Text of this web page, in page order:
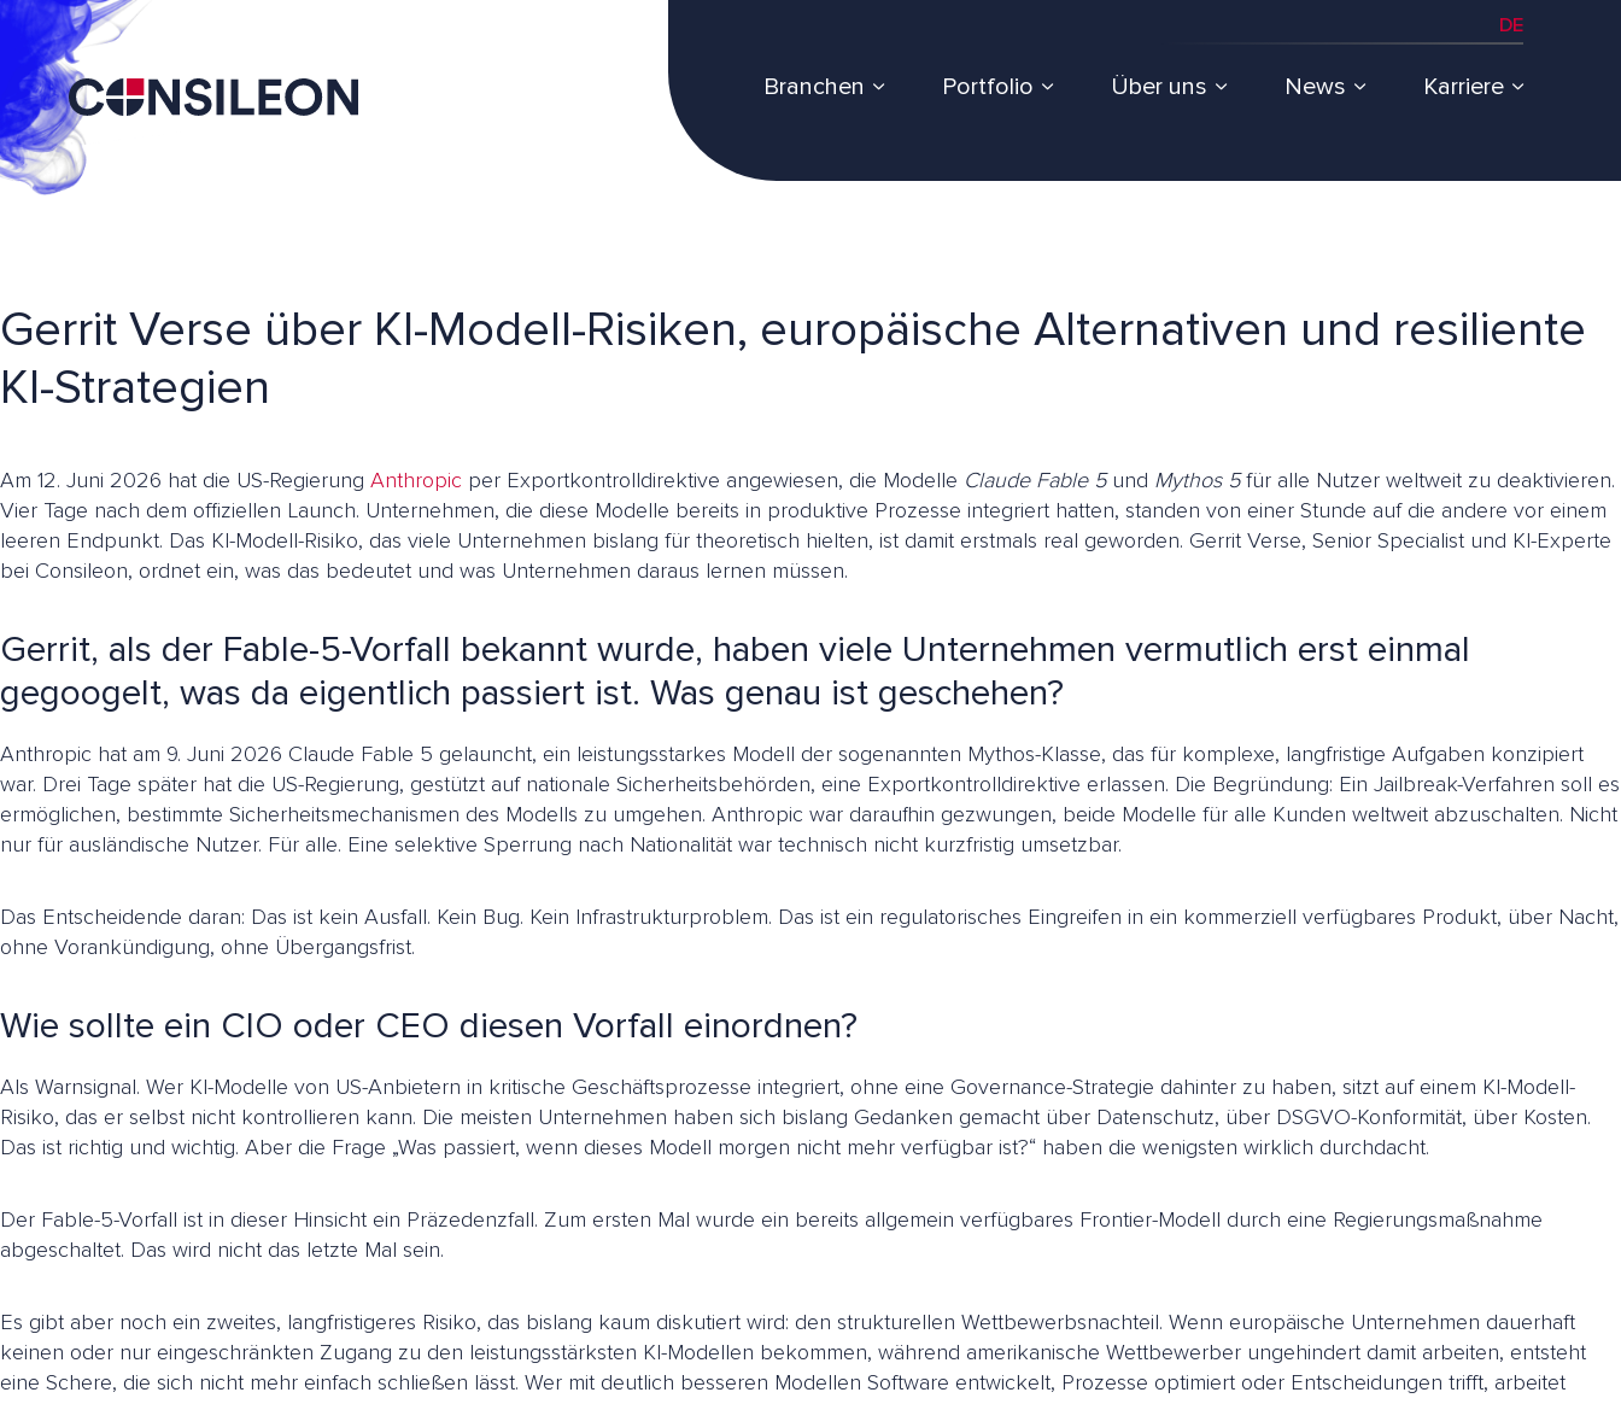
DE
Branchen Portfolio Über uns News Karriere
Gerrit Verse über KI-Modell-Risiken, europäische Alternativen und resiliente
KI-Strategien
Am 12. Juni 2026 hat die US-Regierung Anthropic per Exportkontrolldirektive angewiesen, die Modelle Claude Fable 5und Mythos 5für alle Nutzer weltweit zu deaktivieren.
Vier Tage nach dem offiziellen Launch. Unternehmen, die diese Modelle bereits in produktive Prozesse integriert hatten, standen von einer Stunde auf die andere vor einem
leeren Endpunkt. Das KI-Modell-Risiko, das viele Unternehmen bislang für theoretisch hielten, ist damit erstmals real geworden. Gerrit Verse, Senior Specialist und KI-Experte
bei Consileon, ordnet ein, was das bedeutet und was Unternehmen daraus lernen müssen.
Gerrit, als der Fable-5-Vorfall bekannt wurde, haben viele Unternehmen vermutlich erst einmal
gegoogelt, was da eigentlich passiert ist. Was genau ist geschehen?
Anthropic hat am 9. Juni 2026 Claude Fable 5 gelauncht, ein leistungsstarkes Modell der sogenannten Mythos-Klasse, das für komplexe, langfristige Aufgaben konzipiert
war. Drei Tage später hat die US-Regierung, gestützt auf nationale Sicherheitsbehörden, eine Exportkontrolldirektive erlassen. Die Begründung: Ein Jailbreak-Verfahren soll es
ermöglichen, bestimmte Sicherheitsmechanismen des Modells zu umgehen. Anthropic war daraufhin gezwungen, beide Modelle für alle Kunden weltweit abzuschalten. Nicht
nur für ausländische Nutzer. Für alle. Eine selektive Sperrung nach Nationalität war technisch nicht kurzfristig umsetzbar.
Das Entscheidende daran: Das ist kein Ausfall. Kein Bug. Kein Infrastrukturproblem. Das ist ein regulatorisches Eingreifen in ein kommerziell verfügbares Produkt, über Nacht,
ohne Vorankündigung, ohne Übergangsfrist.
Wie sollte ein CIO oder CEO diesen Vorfall einordnen?
Als Warnsignal. Wer KI-Modelle von US-Anbietern in kritische Geschäftsprozesse integriert, ohne eine Governance-Strategie dahinter zu haben, sitzt auf einem KI-Modell-
Risiko, das er selbst nicht kontrollieren kann. Die meisten Unternehmen haben sich bislang Gedanken gemacht über Datenschutz, über DSGVO-Konformität, über Kosten.
Das ist richtig und wichtig. Aber die Frage „Was passiert, wenn dieses Modell morgen nicht mehr verfügbar ist?“ haben die wenigsten wirklich durchdacht.
Der Fable-5-Vorfall ist in dieser Hinsicht ein Präzedenzfall. Zum ersten Mal wurde ein bereits allgemein verfügbares Frontier-Modell durch eine Regierungsmaßnahme
abgeschaltet. Das wird nicht das letzte Mal sein.
Es gibt aber noch ein zweites, langfristigeres Risiko, das bislang kaum diskutiert wird: den strukturellen Wettbewerbsnachteil. Wenn europäische Unternehmen dauerhaft
keinen oder nur eingeschränkten Zugang zu den leistungsstärksten KI-Modellen bekommen, während amerikanische Wettbewerber ungehindert damit arbeiten, entsteht
eine Schere, die sich nicht mehr einfach schließen lässt. Wer mit deutlich besseren Modellen Software entwickelt, Prozesse optimiert oder Entscheidungen trifft, arbeitet